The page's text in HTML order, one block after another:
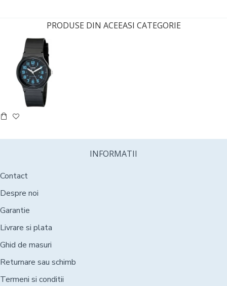
PRODUSE DIN ACEEASI CATEGORIE
INFORMATII
Contact
Despre noi
Garantie
Livrare si plata
Ghid de masuri
Returnare sau schimb
Termeni si conditii